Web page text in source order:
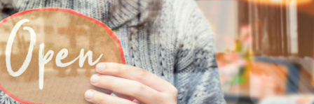
Retour en images sur les ouvertures du mois de Décembre.
LIRE LA SUITE